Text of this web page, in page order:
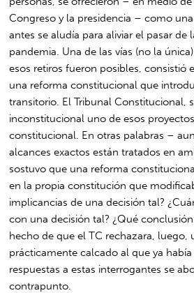
Congreso y la presidencia – como
antes se aludía para aliviar el pasar de
pandemia. Una de las vías (no la
esos retiros fueron posibles, consistió
una reforma constitucional que
transitorio. El Tribunal Constitucional,
inconstitucional uno de esos
constitucional. En otras palabras –
alcances exactos están tratados en
sostuvo que una reforma
en la propia constitución que
implicancias de una decisión tal?
con una decisión tal? ¿Qué
hecho de que el TC rechazara, luego,
prácticamente calcado al que ya había
respuestas a estas interrogantes se
contrapunto.